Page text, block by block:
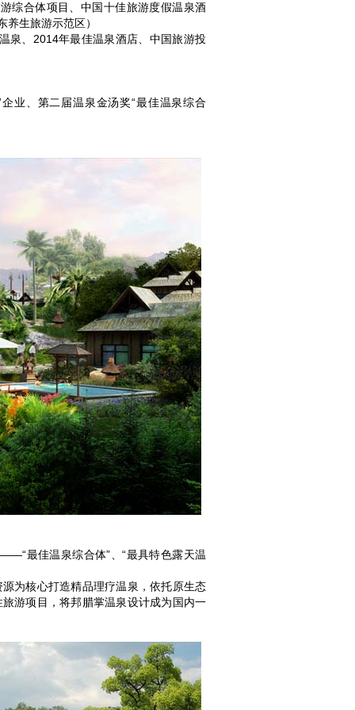
合体项目、中国十佳旅游度假温泉酒
生旅游示范区）
、2014年最佳温泉酒店、中国旅游投
、第二届温泉金汤奖“最佳温泉综合
最佳温泉综合体”、“最具特色露天温
核心打造精品理疗温泉，依托原生态
游项目，将邦腊掌温泉设计成为国内一